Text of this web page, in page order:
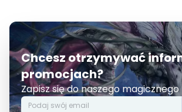
Chcesz otrzymywać
promocjach?
Zapisz się do naszego